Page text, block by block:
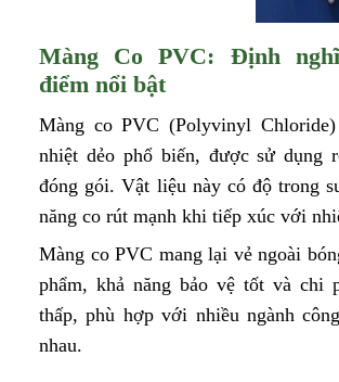
Màng Co PVC: Định
điểm nổi bật
Màng co PVC (Polyvinyl
nhiệt dẻo phổ biến, được sử dụng
đóng gói. Vật liệu này có độ trong
năng co rút mạnh khi tiếp xúc với
Màng co PVC mang lại vẻ ngoài
phẩm, khả năng bảo vệ tốt và chi
thấp, phù hợp với nhiều ngành
nhau.